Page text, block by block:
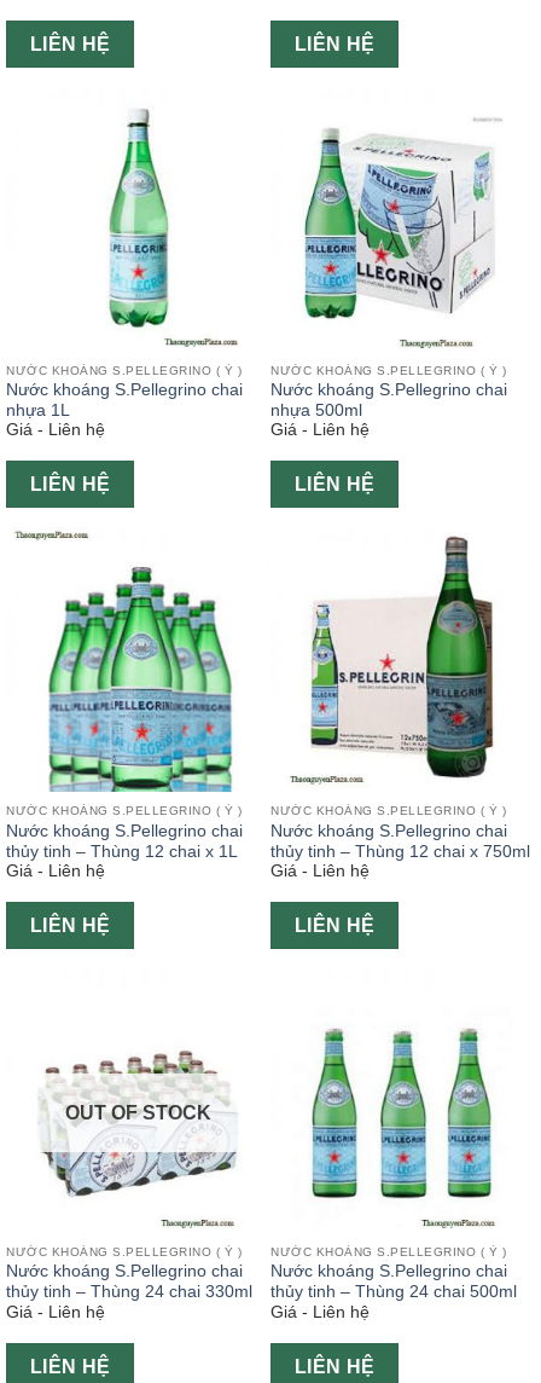
LIÊN HỆ LIÊN HỆ
NƯỚC KHOÁNG S.PELLEGRINO ( Ý )
Nước khoáng S.Pellegrino chai
nhựa 1L
Giá - Liên hệ
LIÊN HỆ
NƯỚC KHOÁNG S.PELLEGRINO ( Ý )
Nước khoáng S.Pellegrino chai
nhựa 500ml
Giá - Liên hệ
LIÊN HỆ
NƯỚC KHOÁNG S.PELLEGRINO ( Ý )
Nước khoáng S.Pellegrino chai
thủy tinh – Thùng 12 chai x 1L
Giá - Liên hệ
LIÊN HỆ
NƯỚC KHOÁNG S.PELLEGRINO ( Ý )
Nước khoáng S.Pellegrino chai
thủy tinh – Thùng 12 chai x 750ml
Giá - Liên hệ
LIÊN HỆ
OUT OF STOCK
NƯỚC KHOÁNG S.PELLEGRINO ( Ý )
Nước khoáng S.Pellegrino chai
thủy tinh – Thùng 24 chai 330ml
Giá - Liên hệ
LIÊN HỆ
NƯỚC KHOÁNG S.PELLEGRINO ( Ý )
Nước khoáng S.Pellegrino chai
thủy tinh – Thùng 24 chai 500ml
Giá - Liên hệ
LIÊN HỆ